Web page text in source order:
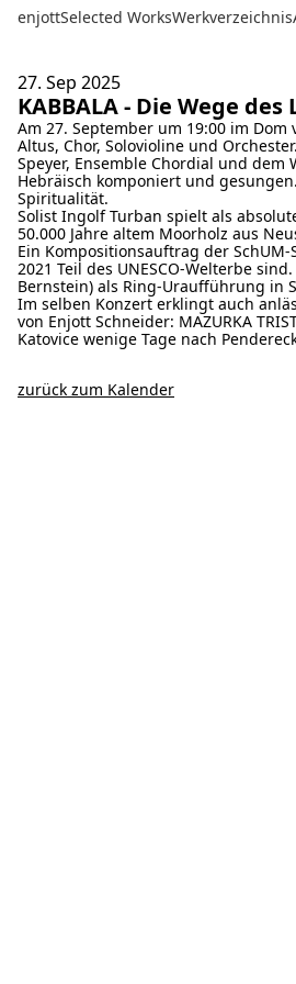
enjottSelected WorksWerkverzeichnis
27. Sep 2025
KABBALA - Die Wege
Am 27. September um 19:00 im
Altus, Chor, Solovioline und
Speyer, Ensemble Chordial und
Hebräisch komponiert und
Spiritualität.
Solist Ingolf Turban spielt als
50.000 Jahre altem Moorholz aus
Ein Kompositionsauftrag der
2021 Teil des UNESCO-Welterbe
Bernstein) als Ring-Uraufführung in
Im selben Konzert erklingt auch
von Enjott Schneider: MAZURKA
Katovice wenige Tage nach
zurück zum Kalender